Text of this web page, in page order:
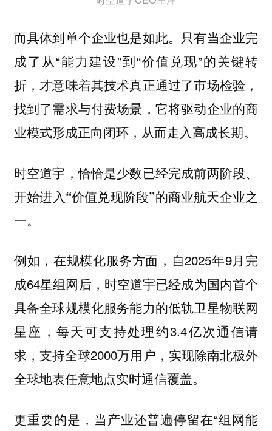
而具体到单个企业也是如此。只有当企业完
成了从“能力建设”到“价值兑现”的关键转
折，才意味着其技术真正通过了市场检验，
找到了需求与付费场景，它将驱动企业的商
业模式形成正向闭环，从而走入高成长期。
时空道宇，恰恰是少数已经完成前两阶段、
开始进入“价值兑现阶段”的商业航天企业之
一。
例如，在规模化服务方面，自2025年9月完
成64星组网后，时空道宇已经成为国内首个
具备全球规模化服务能力的低轨卫星物联网
星座，每天可支持处理约3.4亿次通信请
求，支持全球2000万用户，实现除南北极外
全球地表任意地点实时通信覆盖。
更重要的是，当产业还普遍停留在“组网能